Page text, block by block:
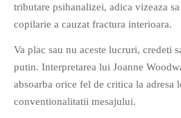
tributare psihanalizei, adica vizeaza
copilarie a cauzat fractura interioara.
Va plac sau nu aceste lucruri, credeti
putin. Interpretarea lui Joanne
absoarba orice fel de critica la adresa
conventionalitatii mesajului.